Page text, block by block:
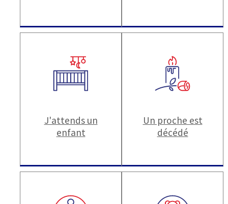
J'attends un
enfant
Un proche est
décédé